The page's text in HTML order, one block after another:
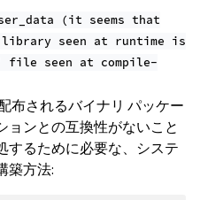
(it seems that
library seen at runtime is
file seen at compile-
布されるバイナリ パッケー
ョンとの互換性がないこと
するために必要な、システ
築方法: